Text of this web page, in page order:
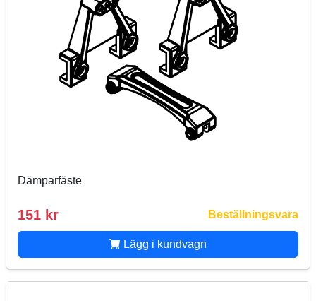
Dämparfäste
151 kr Beställningsvara
Lägg i kundvagn